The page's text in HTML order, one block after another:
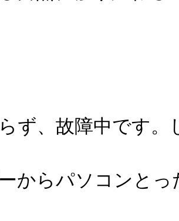
ず、故障中です。
からパソコンと